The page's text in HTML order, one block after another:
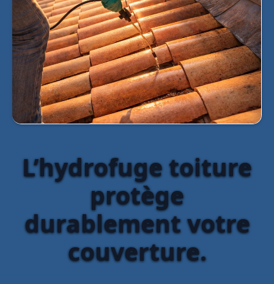
L’hydrofuge toiture
protège
durablement votre
couverture.